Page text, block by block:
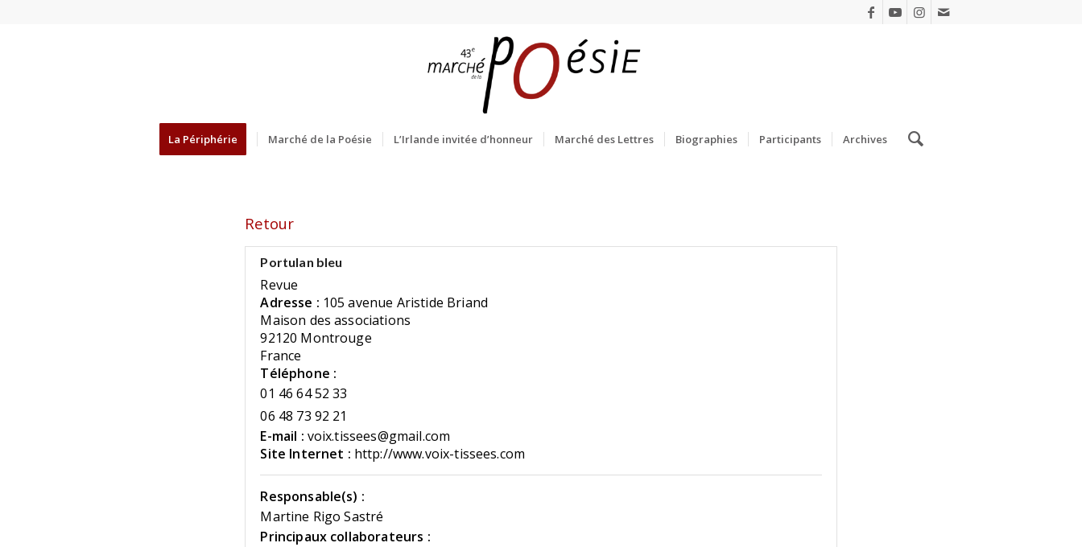
La Périphérie Marché de la Poésie L’Irlande invitée d’honneur Marché des Lettres Biographies Participants Archives
Retour
Portulan bleu
Revue
Adresse : 105 avenue Aristide Briand
Maison des associations
92120 Montrouge
France
Téléphone :
01 46 64 52 33
06 48 73 92 21
E-mail : voix.tissees@gmail.com
Site Internet : http://www.voix-tissees.com
Responsable(s) :
Martine Rigo Sastré
Principaux collaborateurs :